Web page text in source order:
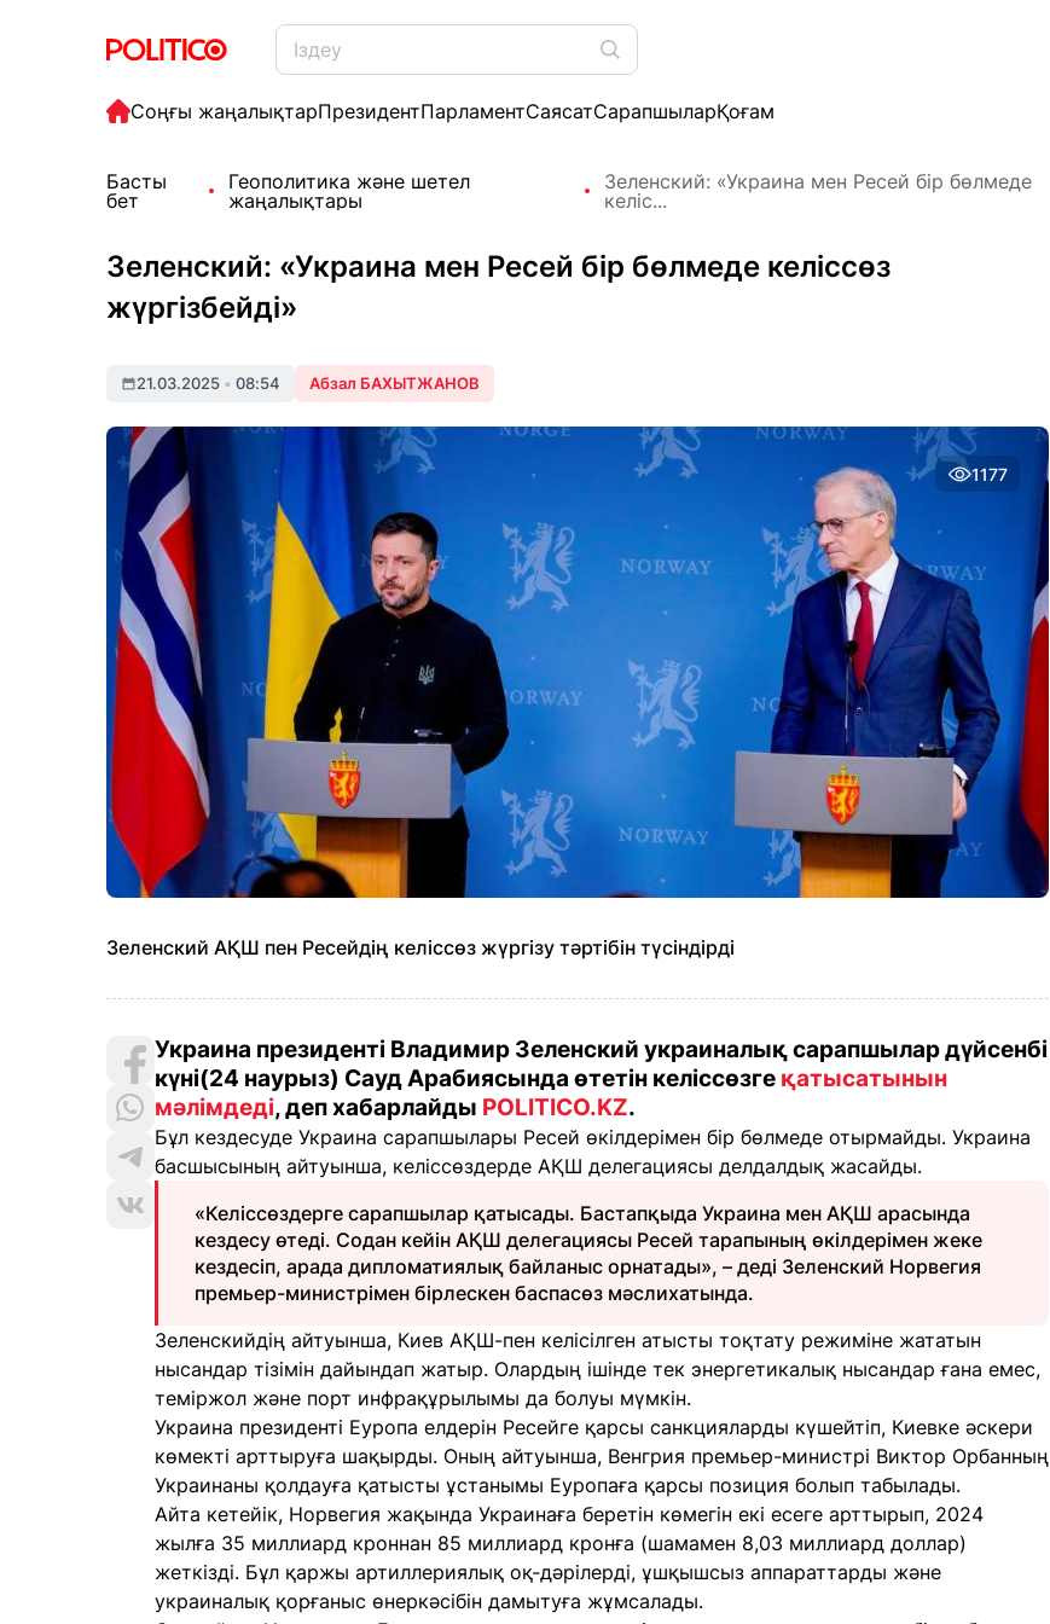
Соңғы жаңалықтарПрезидентПарламентСаясатСарапшыларҚоғам
Басты
бет
Геополитика және шетел
жаңалықтары
Зеленский: «Украина мен Ресей бір бөлмеде
келіс...
Зеленский: «Украина мен Ресей бір бөлмеде келіссөз
жүргізбейді»
21.03.2025 • 08:54 Абзал БАХЫТЖАНОВ
1177
Зеленский АҚШ пен Ресейдің келіссөз жүргізу тәртібін түсіндірді
Украина президенті Владимир Зеленский украиналық сарапшылар дүйсенбі
күні(24 наурыз) Сауд Арабиясында өтетін келіссөзге қатысатынын
мәлімдеді, деп хабарлайды POLITICO.KZ.
Бұл кездесуде Украина сарапшылары Ресей өкілдерімен бір бөлмеде отырмайды. Украина
басшысының айтуынша, келіссөздерде АҚШ делегациясы делдалдық жасайды.
«Келіссөздерге сарапшылар қатысады. Бастапқыда Украина мен АҚШ арасында
кездесу өтеді. Содан кейін АҚШ делегациясы Ресей тарапының өкілдерімен жеке
кездесіп, арада дипломатиялық байланыс орнатады», – деді Зеленский Норвегия
премьер-министрімен бірлескен баспасөз мәслихатында.
Зеленскийдің айтуынша, Киев АҚШ-пен келісілген атысты тоқтату режиміне жататын
нысандар тізімін дайындап жатыр. Олардың ішінде тек энергетикалық нысандар ғана емес,
теміржол және порт инфрақұрылымы да болуы мүмкін.
Украина президенті Еуропа елдерін Ресейге қарсы санкцияларды күшейтіп, Киевке әскери
көмекті арттыруға шақырды. Оның айтуынша, Венгрия премьер-министрі Виктор Орбанның
Украинаны қолдауға қатысты ұстанымы Еуропаға қарсы позиция болып табылады.
Айта кетейік, Норвегия жақында Украинаға беретін көмегін екі есеге арттырып, 2024
жылға 35 миллиард кроннан 85 миллиард кронға (шамамен 8,03 миллиард доллар)
жеткізді. Бұл қаржы артиллериялық оқ-дәрілерді, ұшқышсыз аппараттарды және
украиналық қорғаныс өнеркәсібін дамытуға жұмсалады.